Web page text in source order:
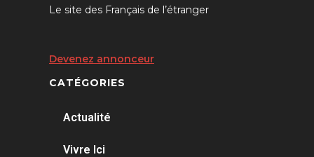
Le site des Français de l’étranger
Devenez annonceur
CATÉGORIES
Actualité
Vivre Ici